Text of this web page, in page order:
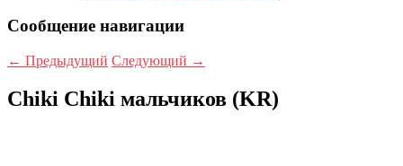
Сообщение навигации
← Предыдущий Следующий →
Chiki Chiki мальчиков (KR)